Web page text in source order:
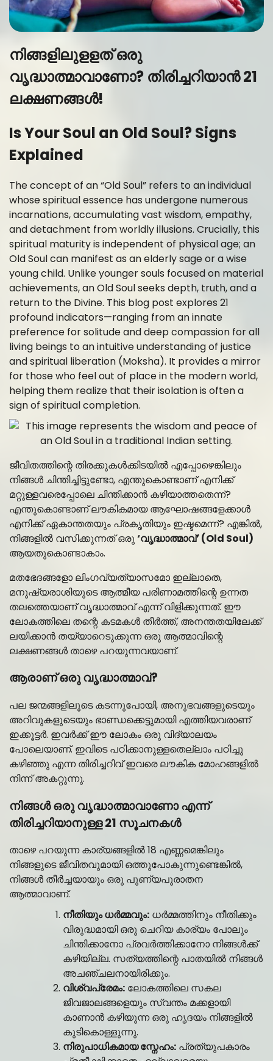
നിങ്ങളിലുളളത് ഒരു
വൃദ്ധാത്മാവാണോ? തിരിച്ചറിയാൻ 21
ലക്ഷണങ്ങൾ!
Is Your Soul an Old Soul? Signs
Explained
The concept of an “Old Soul” refers to an individual
whose spiritual essence has undergone numerous
incarnations, accumulating vast wisdom, empathy,
and detachment from worldly illusions. Crucially, this
spiritual maturity is independent of physical age; an
Old Soul can manifest as an elderly sage or a wise
young child. Unlike younger souls focused on material
achievements, an Old Soul seeks depth, truth, and a
return to the Divine. This blog post explores 21
profound indicators—ranging from an innate
preference for solitude and deep compassion for all
living beings to an intuitive understanding of justice
and spiritual liberation (Moksha). It provides a mirror
for those who feel out of place in the modern world,
helping them realize that their isolation is often a
sign of spiritual completion.
ജീവിതത്തിന്റെ തിരക്കുകൾക്കിടയിൽ എപ്പോഴെങ്കിലും
നിങ്ങൾ ചിന്തിച്ചിട്ടുണ്ടോ, എന്തുകൊണ്ടാണ് എനിക്ക്
മറ്റുള്ളവരെപ്പോലെ ചിന്തിക്കാൻ കഴിയാത്തതെന്ന്?
എന്തുകൊണ്ടാണ് ലൗകികമായ ആഘോഷങ്ങളേക്കാൾ
എനിക്ക് ഏകാന്തതയും പ്രകൃതിയും ഇഷ്ടമെന്ന്? എങ്കിൽ,
നിങ്ങളിൽ വസിക്കുന്നത് ഒരു ‘വൃദ്ധാത്മാവ്’ (Old Soul)
ആയതുകൊണ്ടാകാം.
മതഭേദങ്ങളോ ലിംഗവ്യത്യാസമോ ഇല്ലാതെ,
മനുഷ്യരാശിയുടെ ആത്മീയ പരിണാമത്തിന്റെ ഉന്നത
തലത്തെയാണ് വൃദ്ധാത്മാവ് എന്ന് വിളിക്കുന്നത്. ഈ
ലോകത്തിലെ തന്റെ കടമകൾ തീർത്ത്, അനന്തതയിലേക്ക്
ലയിക്കാൻ തയ്യാറെടുക്കുന്ന ഒരു ആത്മാവിന്റെ
ലക്ഷണങ്ങൾ താഴെ പറയുന്നവയാണ്.
ആരാണ് ഒരു വൃദ്ധാത്മാവ്?
പല ജന്മങ്ങളിലൂടെ കടന്നുപോയി, അനുഭവങ്ങളുടെയും
അറിവുകളുടെയും ഭാണ്ഡക്കെട്ടുമായി എത്തിയവരാണ്
ഇക്കൂട്ടർ. ഇവർക്ക് ഈ ലോകം ഒരു വിദ്യാലയം
പോലെയാണ്. ഇവിടെ പഠിക്കാനുള്ളതെല്ലാം പഠിച്ചു
കഴിഞ്ഞു എന്ന തിരിച്ചറിവ് ഇവരെ ലൗകിക മോഹങ്ങളിൽ
നിന്ന് അകറ്റുന്നു.
നിങ്ങൾ ഒരു വൃദ്ധാത്മാവാണോ എന്ന്
തിരിച്ചറിയാനുള്ള 21 സൂചനകൾ
താഴെ പറയുന്ന കാര്യങ്ങളിൽ 18 എണ്ണമെങ്കിലും
നിങ്ങളുടെ ജീവിതവുമായി ഒത്തുപോകുന്നുണ്ടെങ്കിൽ,
നിങ്ങൾ തീർച്ചയായും ഒരു പുണ്യപുരാതന
ആത്മാവാണ്.
നീതിയും ധർമ്മവും: ധർമ്മത്തിനും നീതിക്കും
വിരുദ്ധമായി ഒരു ചെറിയ കാര്യം പോലും
ചിന്തിക്കാനോ പ്രവർത്തിക്കാനോ നിങ്ങൾക്ക്
കഴിയില്ല. സത്യത്തിന്റെ പാതയിൽ നിങ്ങൾ
അചഞ്ചലനായിരിക്കും.
വിശ്വപ്രേമം: ലോകത്തിലെ സകല
ജീവജാലങ്ങളെയും സ്വന്തം മക്കളായി
കാണാൻ കഴിയുന്ന ഒരു ഹൃദയം നിങ്ങളിൽ
കുടികൊള്ളുന്നു.
നിരുപാധികമായ സ്നേഹം: പ്രത്യുപകാരം